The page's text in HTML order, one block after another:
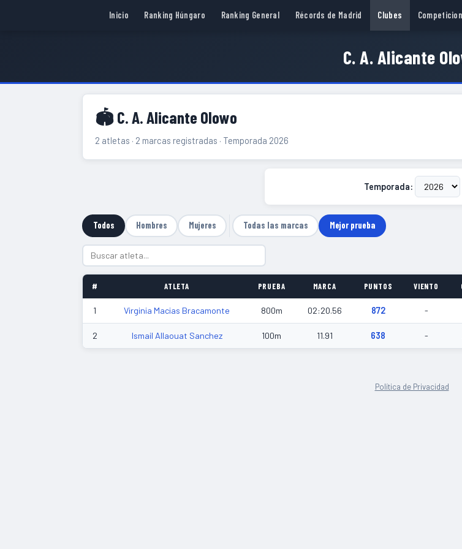
Inicio Ranking Húngaro Ranking General Récords de Madrid Clubes
C. A. Alicante
🏟 C. A. Alicante Olowo
2 atletas · 2 marcas registradas · Temporada 2026
Temporada:
Todos Hombres Mujeres Todas las marcas Mejor prueba
# ATLETA PRUEBA MARCA PUNTOS VIENTO
1 Virginia Macias Bracamonte 800m 02:20.56 872 -
2 Ismail Allaouat Sanchez 100m 11.91 638 -
Política de Privacidad